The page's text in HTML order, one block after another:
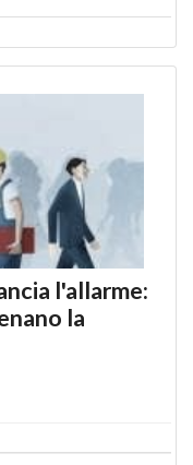
l'allarme:
la